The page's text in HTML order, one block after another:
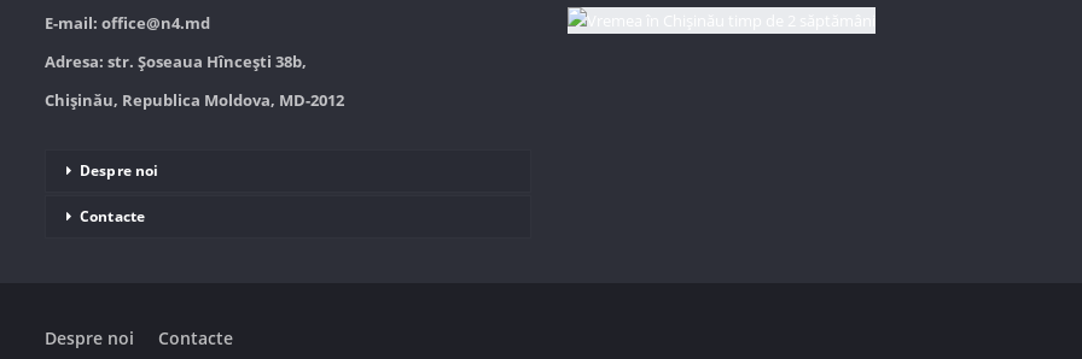
E-mail: office@n4.md
Adresa: str. Șoseaua Hînceşti 38b,
Chișinău, Republica Moldova, MD-2012
Despre noi
Contacte
Despre noi Contacte